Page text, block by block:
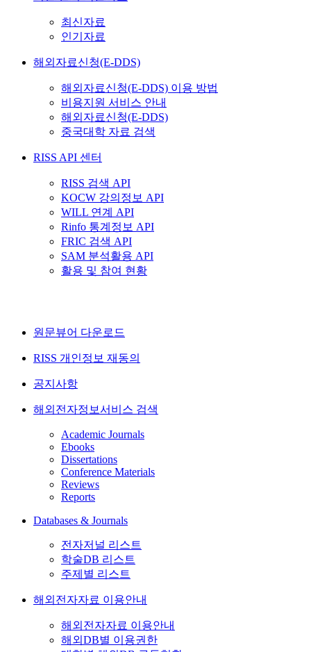
최신자료
인기자료
해외자료신청(E-DDS)
해외자료신청(E-DDS) 이용 방법
비용지원 서비스 안내
해외자료신청(E-DDS)
중국대학 자료 검색
RISS API 센터
RISS 검색 API
KOCW 강의정보 API
WILL 연계 API
Rinfo 통계정보 API
FRIC 검색 API
SAM 분석활용 API
활용 및 참여 현황
원문뷰어 다운로드
RISS 개인정보 재동의
공지사항
해외전자정보서비스 검색
Academic Journals
Ebooks
Dissertations
Conference Materials
Reviews
Reports
Databases & Journals
전자저널 리스트
학술DB 리스트
주제별 리스트
해외전자자료 이용안내
해외전자자료 이용안내
해외DB별 이용권한